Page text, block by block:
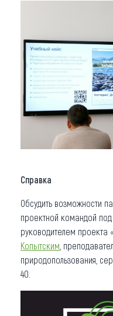
Справка
Обсудить возможности
проектной командой
руководителем проекта
Копытским ,
природопользования,
40.